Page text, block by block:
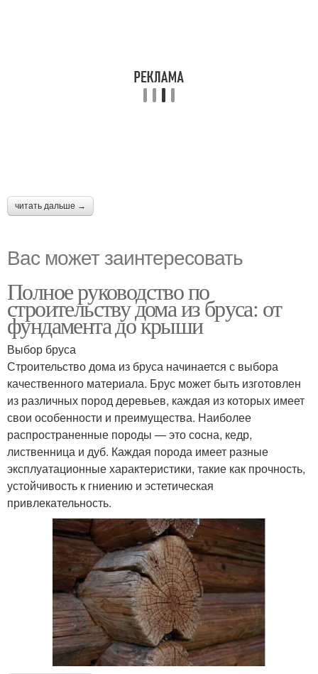
читать дальше →
Вас может заинтересовать
Полное руководство по
строительству дома из бруса: от
фундамента до крыши
Выбор бруса
Строительство дома из бруса начинается с выбора
качественного материала. Брус может быть изготовлен
из различных пород деревьев, каждая из которых имеет
свои особенности и преимущества. Наиболее
распространенные породы — это сосна, кедр,
лиственница и дуб. Каждая порода имеет разные
эксплуатационные характеристики, такие как прочность,
устойчивость к гниению и эстетическая
привлекательность.